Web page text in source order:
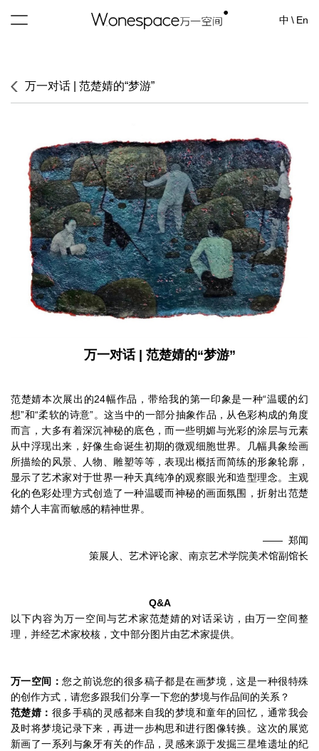
中 \ En
万一对话 | 范楚婧的“梦游”
万一对话 | 范楚婧的“梦游”
范楚婧本次展出的24幅作品，带给我的第一印象是一种“温暖的幻
想”和“柔软的诗意”。这当中的一部分抽象作品，从色彩构成的角度
而言，大多有着深沉神秘的底色，而一些明媚与光彩的涂层与元素
从中浮现出来，好像生命诞生初期的微观细胞世界。几幅具象绘画
所描绘的风景、人物、雕塑等等，表现出概括而简练的形象轮廓，
显示了艺术家对于世界一种天真纯净的观察眼光和造型理念。主观
化的色彩处理方式创造了一种温暖而神秘的画面氛围，折射出范楚
婧个人丰富而敏感的精神世界。
—— 郑闻
策展人、艺术评论家、南京艺术学院美术馆副馆长
Q&A
以下内容为万一空间与艺术家范楚婧的对话采访，由万一空间整
理，并经艺术家校核，文中部分图片由艺术家提供。
万一空间：您之前说您的很多稿子都是在画梦境，这是一种很特殊
的创作方式，请您多跟我们分享一下您的梦境与作品间的关系？
范楚婧： 很多手稿的灵感都来自我的梦境和童年的回忆，通常我会
及时将梦境记录下来，再进一步构思和进行图像转换。这次的展览
新画了一系列与象牙有关的作品，灵感来源于发掘三星堆遗址的纪